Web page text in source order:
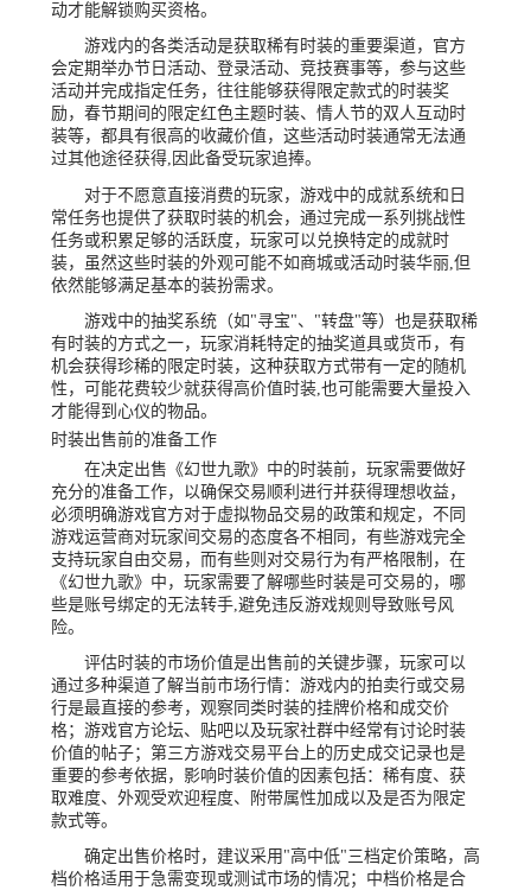
动才能解锁购买资格。
游戏内的各类活动是获取稀有时装的重要渠道，官方
会定期举办节日活动、登录活动、竞技赛事等，参与这些
活动并完成指定任务，往往能够获得限定款式的时装奖
励，春节期间的限定红色主题时装、情人节的双人互动时
装等，都具有很高的收藏价值，这些活动时装通常无法通
过其他途径获得,因此备受玩家追捧。
对于不愿意直接消费的玩家，游戏中的成就系统和日
常任务也提供了获取时装的机会，通过完成一系列挑战性
任务或积累足够的活跃度，玩家可以兑换特定的成就时
装，虽然这些时装的外观可能不如商城或活动时装华丽,但
依然能够满足基本的装扮需求。
游戏中的抽奖系统（如"寻宝"、"转盘"等）也是获取稀
有时装的方式之一，玩家消耗特定的抽奖道具或货币，有
机会获得珍稀的限定时装，这种获取方式带有一定的随机
性，可能花费较少就获得高价值时装,也可能需要大量投入
才能得到心仪的物品。
时装出售前的准备工作
在决定出售《幻世九歌》中的时装前，玩家需要做好
充分的准备工作，以确保交易顺利进行并获得理想收益，
必须明确游戏官方对于虚拟物品交易的政策和规定，不同
游戏运营商对玩家间交易的态度各不相同，有些游戏完全
支持玩家自由交易，而有些则对交易行为有严格限制，在
《幻世九歌》中，玩家需要了解哪些时装是可交易的，哪
些是账号绑定的无法转手,避免违反游戏规则导致账号风
险。
评估时装的市场价值是出售前的关键步骤，玩家可以
通过多种渠道了解当前市场行情：游戏内的拍卖行或交易
行是最直接的参考，观察同类时装的挂牌价格和成交价
格；游戏官方论坛、贴吧以及玩家社群中经常有讨论时装
价值的帖子；第三方游戏交易平台上的历史成交记录也是
重要的参考依据，影响时装价值的因素包括：稀有度、获
取难度、外观受欢迎程度、附带属性加成以及是否为限定
款式等。
确定出售价格时，建议采用"高中低"三档定价策略，高
档价格适用于急需变现或测试市场的情况；中档价格是合